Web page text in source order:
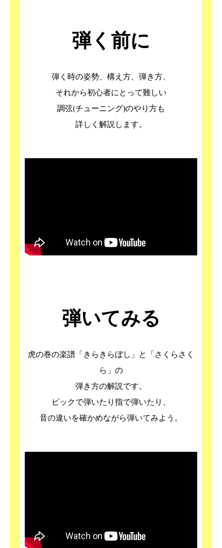
弾く前に
弾く時の姿勢、構え方、弾き方、
それから初心者にとって難しい
調弦(チューニング)のやり方も
詳しく解説します。
弾いてみる
虎の巻の楽譜「きらきらぼし」と「さくらさく
ら」の
弾き方の解説です。
ピックで弾いたり指で弾いたり、
音の違いを確かめながら弾いてみよう。